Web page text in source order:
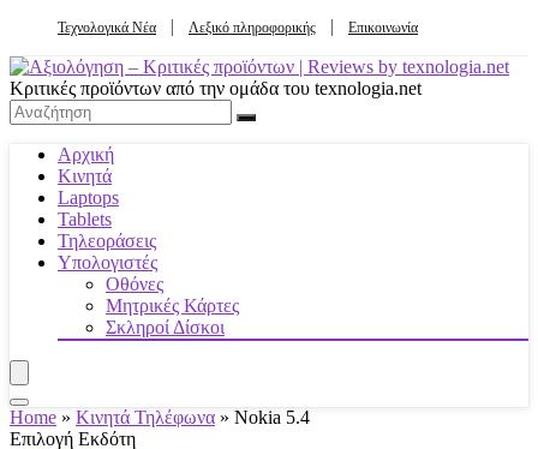
Τεχνολογικά Νέα Λεξικό πληροφορικής Επικοινωνία
Κριτικές προϊόντων από την ομάδα του texnologia.net
Αρχική
Κινητά
Laptops
Tablets
Τηλεοράσεις
Υπολογιστές
Οθόνες
Μητρικές Κάρτες
Σκληροί Δίσκοι
Home » Κινητά Τηλέφωνα » Nokia 5.4
Επιλογή Εκδότη